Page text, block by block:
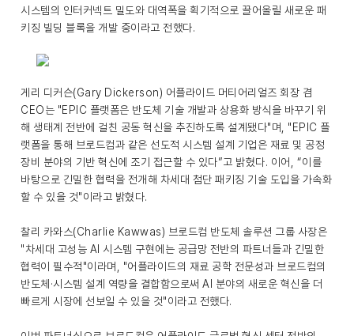
시스템의 인터커넥트 밀도와 대역폭을 획기적으로 끌어올릴 새로운 패
키징 빌딩 블록을 개발 중이라고 전했다.
게리 디커슨(Gary Dickerson) 어플라이드 머티어리얼즈 회장 겸
CEO는 "EPIC 플랫폼은 반도체 기술 개발과 상용화 방식을 바꾸기 위
해 생태계 전반에 걸친 공동 혁신을 추진하도록 설계됐다"며, "EPIC 플
랫폼을 통해 브로드컴과 같은 선도적 시스템 설계 기업은 재료 및 공정
장비 분야의 기반 혁신에 조기 접근할 수 있다”고 밝혔다. 이어, “이를
바탕으로 긴밀한 협력을 전개해 차세대 첨단 패키징 기술 도입을 가속화
할 수 있을 것"이라고 밝혔다.
찰리 카와스(Charlie Kawwas) 브로드컴 반도체 솔루션 그룹 사장은
"차세대 고성능 AI 시스템 구현에는 공급망 전반의 파트너들과 긴밀한
협력이 필수적"이라며, "어플라이드의 재료 공학 전문성과 브로드컴의
반도체·시스템 설계 역량을 결합함으로써 AI 분야의 새로운 혁신을 더
빠르게 시장에 선보일 수 있을 것"이라고 전했다.